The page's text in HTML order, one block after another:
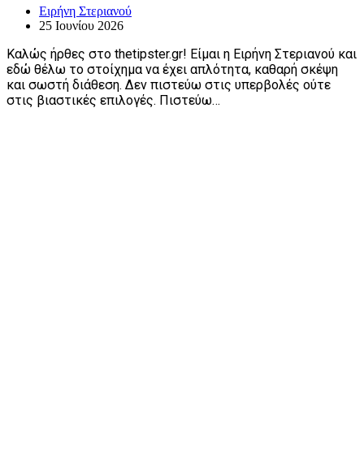
Ειρήνη Στεριανού
25 Ιουνίου 2026
Καλώς ήρθες στο thetipster.gr! Είμαι η Ειρήνη Στεριανού και
εδώ θέλω το στοίχημα να έχει απλότητα, καθαρή σκέψη
και σωστή διάθεση. Δεν πιστεύω στις υπερβολές ούτε
στις βιαστικές επιλογές. Πιστεύω…